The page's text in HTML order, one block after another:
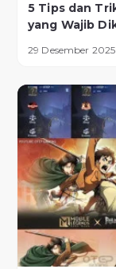
5 Tips dan
yang Wajib
29 Desember 2025